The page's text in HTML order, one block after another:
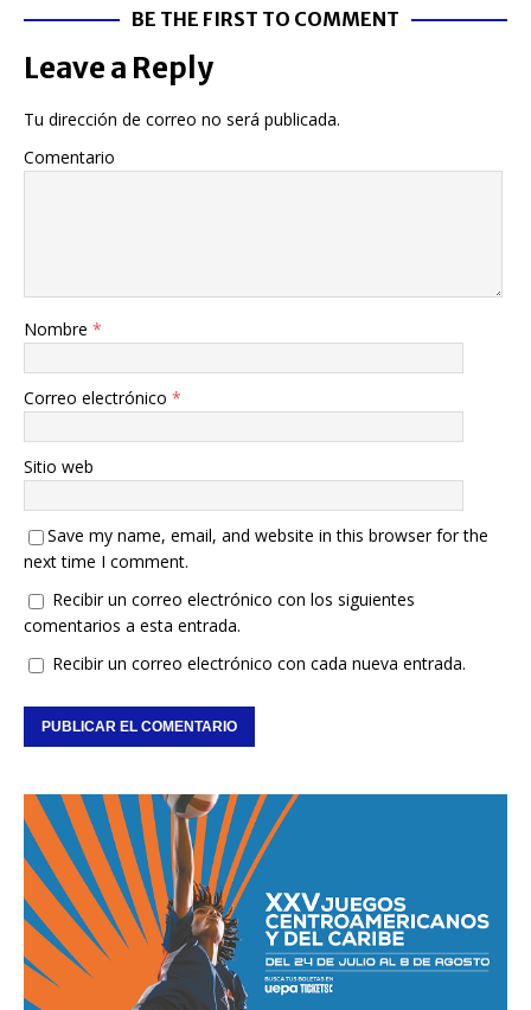
BE THE FIRST TO COMMENT
Leave a Reply
Tu dirección de correo no será publicada.
Comentario
Nombre *
Correo electrónico *
Sitio web
Save my name, email, and website in this browser for the
next time I comment.
Recibir un correo electrónico con los siguientes
comentarios a esta entrada.
Recibir un correo electrónico con cada nueva entrada.